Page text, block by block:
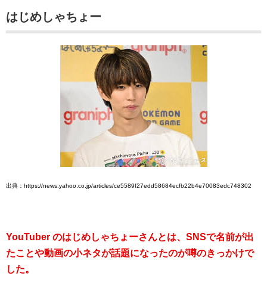
はじめしゃちょー
出典：https://news.yahoo.co.jp/articles/ce5589f27edd58684ecfb22b4e70083edc748302
YouTuber のはじめしゃちょーさんとは、SNSで名前が出
たことや動画の小ネタが話題になったのが噂のきっかけで
した。